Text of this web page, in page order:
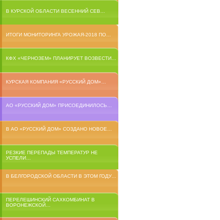
В КУРСКОЙ ОБЛАСТИ ВЕСЕННИЙ СЕВ…
ИТОГИ МОНИТОРИНГА УРОЖАЯ-2018 ПО…
КФХ «ЧЕРНОЗЕМ» ПЛАНИРУЕТ ВОЗВЕСТИ…
КУРСКАЯ КОМПАНИЯ «РУССКИЙ ДОМ»…
АО «РУССКИЙ ДОМ» ПРИСОЕДИНИЛОСЬ…
В АО «РУССКИЙ ДОМ» СОЗДАНО НОВОЕ…
РЕЗКИЕ ПЕРЕПАДЫ ТЕМПЕРАТУР НЕ
УСПЕЛИ…
В БЕЛГОРОДСКОЙ ОБЛАСТИ В ЭТОМ ГОДУ…
ПЕРЕЛЕШИНСКИЙ САХКОМБИНАТ В
ВОРОНЕЖСКОЙ…